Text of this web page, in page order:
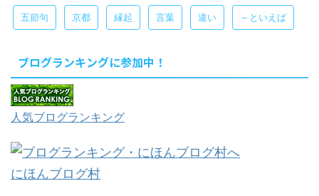
五節句 京都 縁起 言葉 違い ～といえば
ブログランキングに参加中！
人気ブログランキング
にほんブログ村